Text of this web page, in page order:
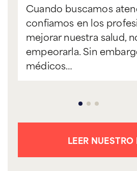
Cuando buscamos
confiamos en los
mejorar nuestra salud,
empeorarla. Sin
médicos…
LEER NUESTRO